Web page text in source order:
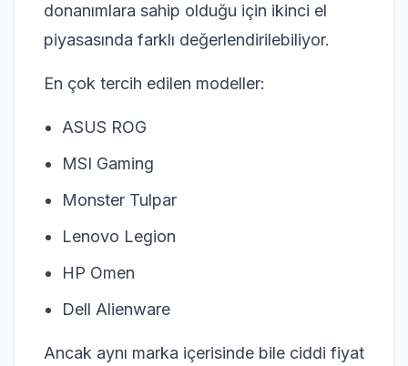
donanımlara sahip olduğu için ikinci el
piyasasında farklı değerlendirilebiliyor.
En çok tercih edilen modeller:
ASUS ROG
MSI Gaming
Monster Tulpar
Lenovo Legion
HP Omen
Dell Alienware
Ancak aynı marka içerisinde bile ciddi fiyat